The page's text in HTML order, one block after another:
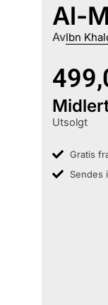
Al-
AvIbn
Utsolgt
Gratis
Sendes